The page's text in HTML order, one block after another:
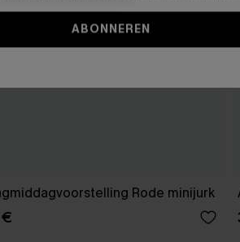
Rode minijurk
€
ABONNEREN